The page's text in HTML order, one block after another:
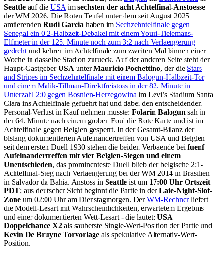
Seattle auf die USAim sechsten der acht Achtelfinal-Anstoesse
der WM 2026. Die Roten Teufel unter dem seit August 2025
amtierenden Rudi Garcia haben im Sechzehntelfinale gegen
Senegal ein 0:2-Halbzeit-Debakel mit einem Youri-Tielemans-
Elfmeter in der 125. Minute noch zum 3:2 nach Verlaengerung
gedrehtund kehren im Achtelfinale zum zweiten Mal binnen einer
Woche in dasselbe Stadion zurueck. Auf der anderen Seite steht der
Haupt-GastgeberUSA unterMauricio Pochettino, der die Stars
and Stripes im Sechzehntelfinale mit einem Balogun-Halbzeit-Tor
und einem Malik-Tillman-Direktfreistoss in der 82. Minute in
Unterzahl 2:0 gegen Bosnien-Herzegowina im Levi’s Stadium Santa
Clara ins Achtelfinale gefuehrt hat und dabei den entscheidenden
Personal-Verlust in Kauf nehmen musste: Folarin Balogun sah in
der 64. Minute nach einem groben Foul die Rote Karte und ist im
Achtelfinale gegen Belgien gesperrt. In der Gesamt-Bilanz der
bislang dokumentierten Aufeinandertreffen von USA und Belgien
seit dem ersten Duell 1930 stehen die beiden Verbaende bei fuenf
Aufeinandertreffen mit vier Belgien-Siegen und einem
Unentschieden, das prominenteste Duell blieb der belgische 2:1-
Achtelfinal-Sieg nach Verlaengerung bei der WM 2014 in Brasilien
in Salvador da Bahia. Anstoss in Seattle ist um 17:00 Uhr Ortszeit
PDT; aus deutscher Sicht beginnt die Partie in derLate-Night-Slot-
Zone um 02:00 Uhr am Dienstagmorgen. DerWM-Rechnerliefert
die Modell-Lesart mit Wahrscheinlichkeiten, erwartetem Ergebnis
und einer dokumentierten Wett-Lesart - die lautet: USA
Doppelchance X2 als sauberste Single-Wert-Position der Partie und
Kevin De Bruyne Torvorlage als spekulative Alternativ-Wert-
Position.